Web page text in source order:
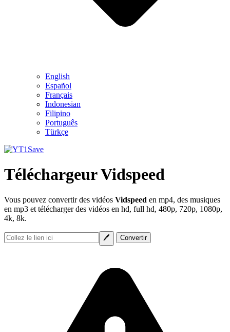
English
Español
Français
Indonesian
Filipino
Português
Türkçe
Téléchargeur Vidspeed
Vous pouvez convertir des vidéos Vidspeed en mp4, des musiques
en mp3 et télécharger des vidéos en hd, full hd, 480p, 720p, 1080p,
4k, 8k.